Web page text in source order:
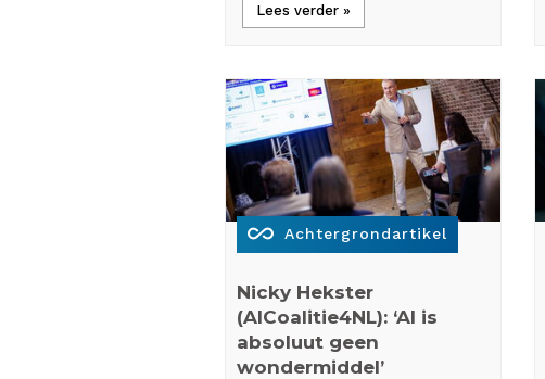
Lees verder »
all_inclusive Achtergrondartikel
Nicky Hekster
(AICoalitie4NL): ‘AI is
absoluut geen
wondermiddel’